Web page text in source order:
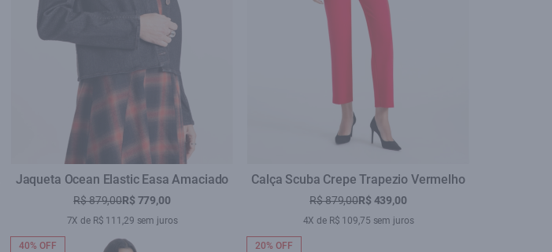
Jaqueta Ocean Elastic Easa Amaciado
R$ 879,00R$ 779,00
7X de R$ 111,29 sem juros
Calça Scuba Crepe Trapezio Vermelho
R$ 879,00R$ 439,00
4X de R$ 109,75 sem juros
40% OFF 20% OFF